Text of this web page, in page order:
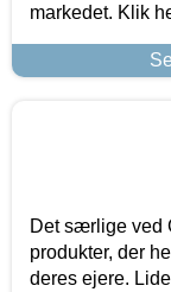
markedet. Klik
Det særlige ved
produkter, der
deres ejere.